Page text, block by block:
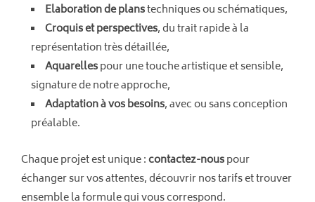
Elaboration de planstechniques ou schématiques,
Croquis et perspectives, du trait rapide à la
représentation très détaillée,
Aquarellespour une touche artistique et sensible,
signature de notre approche,
Adaptation à vos besoins, avec ou sans conception
préalable.
Chaque projet est unique :contactez-nouspour
échanger sur vos attentes, découvrir nos tarifs et trouver
ensemble la formule qui vous correspond.